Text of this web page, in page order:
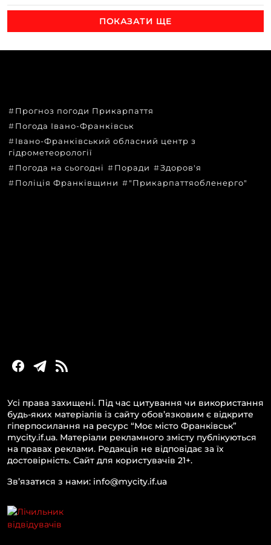
ПОКАЗАТИ ЩЕ
Прогноз погоди Прикарпаття
Погода Івано-Франківськ
Івано-Франківський обласний центр з
гідрометеорології
Погода на сьогодні
Поради
Здоров'я
Поліція Франківщини
"Прикарпаттяобленерго"
Усі права захищені. Під час цитування чи використання
будь-яких матеріалів із сайту обов’язковим є відкрите
гіперпосилання на ресурс “Моє місто Франківськ”
mycity.if.ua. Матеріали рекламного змісту публікуються
на правах реклами. Редакція не відповідає за їх
достовірність. Сайт для користувачів 21+.
Зв’язатися з нами: info@mycity.if.ua